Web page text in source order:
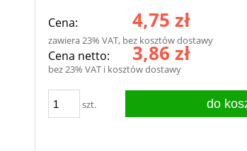
Cena nie zawiera ewentualnych
płatności
Cena: 4,75 zł
zawiera 23% VAT, bez kosztów dostawy
Cena netto: 3,86 zł
bez 23% VAT i kosztów dostawy
szt. do